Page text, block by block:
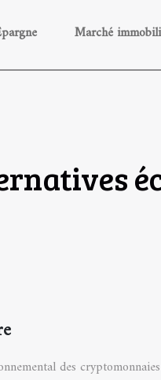
Marché
des cryptomonnaies